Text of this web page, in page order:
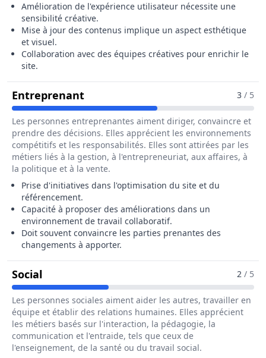
Amélioration de l'expérience utilisateur nécessite une
sensibilité créative.
Mise à jour des contenus implique un aspect esthétique
et visuel.
Collaboration avec des équipes créatives pour enrichir le
site.
EntreprenantPour Le Métier De 3 / 5
Les personnes entreprenantes aiment diriger, convaincre et
prendre des décisions. Elles apprécient les environnements
compétitifs et les responsabilités. Elles sont attirées par les
métiers liés à la gestion, à l'entrepreneuriat, aux affaires, à
la politique et à la vente.
Prise d'initiatives dans l'optimisation du site et du
référencement.
Capacité à proposer des améliorations dans un
environnement de travail collaboratif.
Doit souvent convaincre les parties prenantes des
changements à apporter.
SocialPour Le Métier De Administrateur / 2 / 5
Les personnes sociales aiment aider les autres, travailler en
équipe et établir des relations humaines. Elles apprécient
les métiers basés sur l'interaction, la pédagogie, la
communication et l'entraide, tels que ceux de
l'enseignement, de la santé ou du travail social.